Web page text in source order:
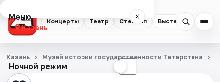
Концерты Театр Стендап Выставки
Меню ×
Казань
Концерты
Театр
Ночной режим ☾
Казань Музей истории государственности Татарстана